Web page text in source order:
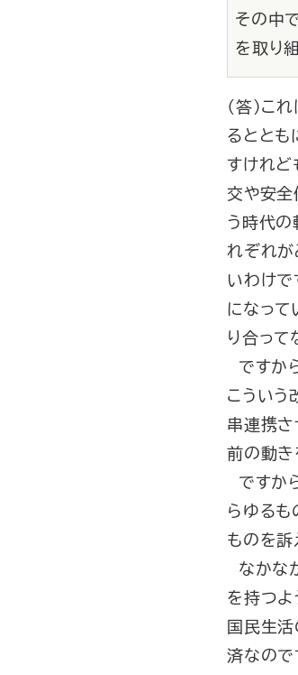
その中
を取り
（答）こ
るととも
すけれど
交や安全
う時代の
れぞれが
いわけで
になって
り合って
ですか
こういう
串連携さ
前の動き
ですか
らゆるも
ものを訴
なかな
を持つよ
国民生活
済なので